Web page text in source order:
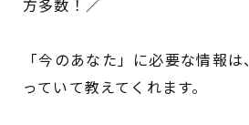
「今のあなた」に必要な情報
っていて教えてくれます。